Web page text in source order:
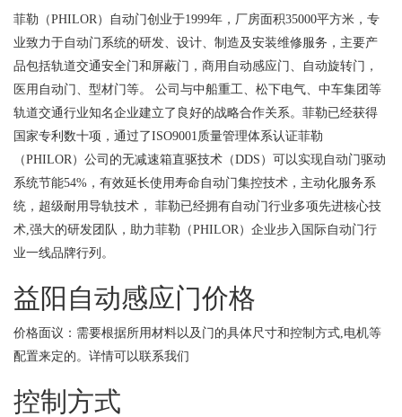
菲勒（PHILOR）自动门创业于1999年，厂房面积35000平方米，专
业致力于自动门系统的研发、设计、制造及安装维修服务，主要产
品包括轨道交通安全门和屏蔽门，商用自动感应门、自动旋转门，
医用自动门、型材门等。 公司与中船重工、松下电气、中车集团等
轨道交通行业知名企业建立了良好的战略合作关系。菲勒已经获得
国家专利数十项，通过了ISO9001质量管理体系认证菲勒
（PHILOR）公司的无减速箱直驱技术（DDS）可以实现自动门驱动
系统节能54%，有效延长使用寿命自动门集控技术，主动化服务系
统，超级耐用导轨技术， 菲勒已经拥有自动门行业多项先进核心技
术,强大的研发团队，助力菲勒（PHILOR）企业步入国际自动门行
业一线品牌行列。
益阳自动感应门价格
价格面议：需要根据所用材料以及门的具体尺寸和控制方式,电机等
配置来定的。详情可以联系我们
控制方式